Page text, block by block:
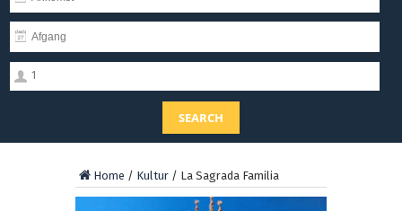
1
SEARCH
Home / Kultur / La Sagrada Familia